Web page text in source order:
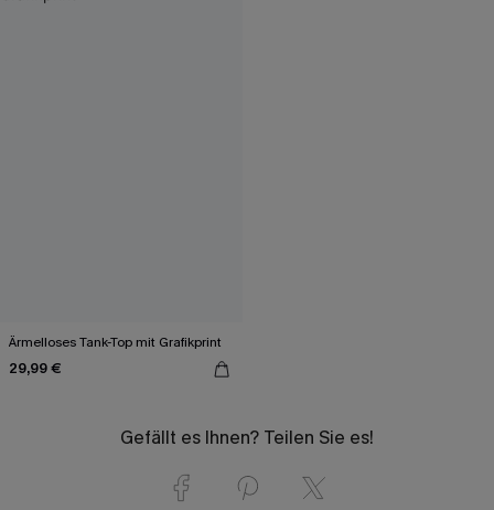
Ärmelloses Tank-Top mit Grafikprint
29,99 €
Gefällt es Ihnen? Teilen Sie es!